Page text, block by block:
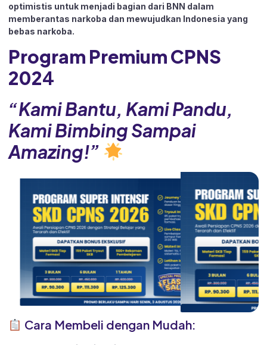
optimistis untuk menjadi bagian dari BNN dalam
memberantas narkoba dan mewujudkan Indonesia yang
bebas narkoba.
Program Premium CPNS
2024
“Kami Bantu, Kami Pandu,
Kami Bimbing Sampai
Amazing!”
Cara Membeli dengan Mudah: